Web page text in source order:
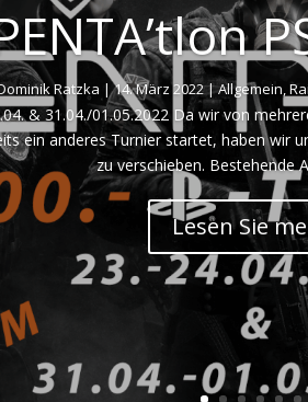
Ratzka |14. März 2022|Allgemein,
& 31.04./01.05.2022 Da wir von
ein anderes Turnier startet, haben wir
zu verschieben. Bestehende
Lesen Sie